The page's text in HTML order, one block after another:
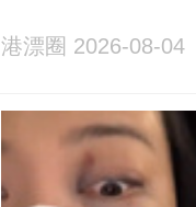
港漂圈 2026-08-04